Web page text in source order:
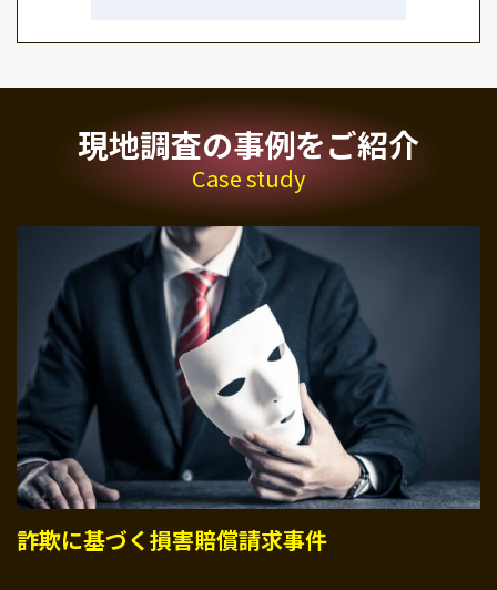
現地調査の事例をご紹介
Case study
詐欺に基づく損害賠償請求事件